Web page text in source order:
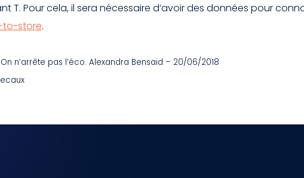
T. Pour cela, il sera nécessaire d’avoir des données pour
to-store.
n’arrête pas l’éco. Alexandra Bensaid – 20/06/2018